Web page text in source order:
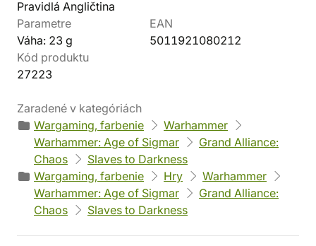
Pravidlá Angličtina
Parametre
Váha: 23 g
EAN
5011921080212
Kód produktu
27223
Zaradené v kategóriách
Wargaming, farbenie
Warhammer
Warhammer: Age of Sigmar
Grand Alliance:
Chaos
Slaves to Darkness
Wargaming, farbenie
Hry
Warhammer
Warhammer: Age of Sigmar
Grand Alliance:
Chaos
Slaves to Darkness